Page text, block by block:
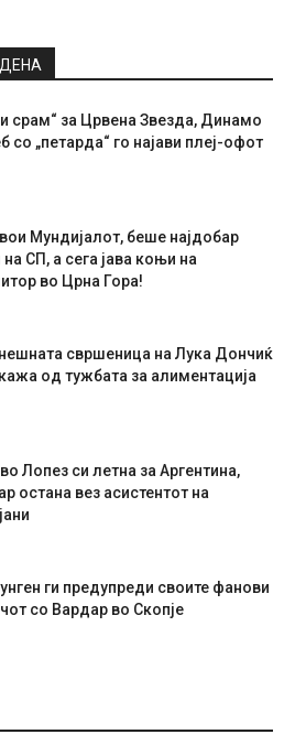
срам“ за Црвена Звезда, Динамо
со „петарда“ го најави плеј-офот
Мундијалот, беше најдобар
на СП, а сега јава коњи на
во Црна Гора!
свршеница на Лука Дончиќ
од тужбата за алиментација
Лопез си летна за Аргентина,
остана вез асистентот на
ги предупреди своите фанови
со Вардар во Скопје